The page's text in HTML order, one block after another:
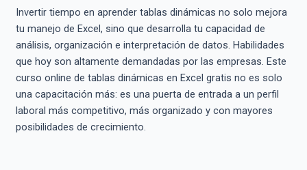
Invertir tiempo en aprender tablas dinámicas no solo mejora
tu manejo de Excel, sino que desarrolla tu capacidad de
análisis, organización e interpretación de datos. Habilidades
que hoy son altamente demandadas por las empresas. Este
curso online de tablas dinámicas en Excel gratis no es solo
una capacitación más: es una puerta de entrada a un perfil
laboral más competitivo, más organizado y con mayores
posibilidades de crecimiento.